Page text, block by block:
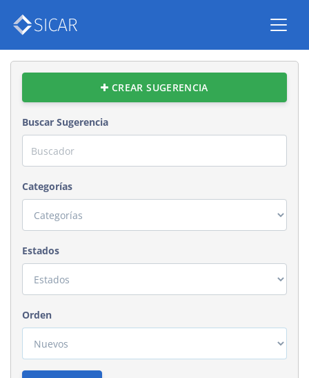
CREAR SUGERENCIA
Buscar Sugerencia
Categorías
Estados
Orden